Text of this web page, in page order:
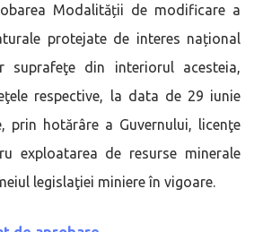
Modalității de modificare a
protejate de interes național
suprafeţe din interiorul acesteia,
respective, la data de 29 iunie
prin hotărâre a Guvernului, licenţe
exploatarea de resurse minerale
legislaţiei miniere în vigoare.